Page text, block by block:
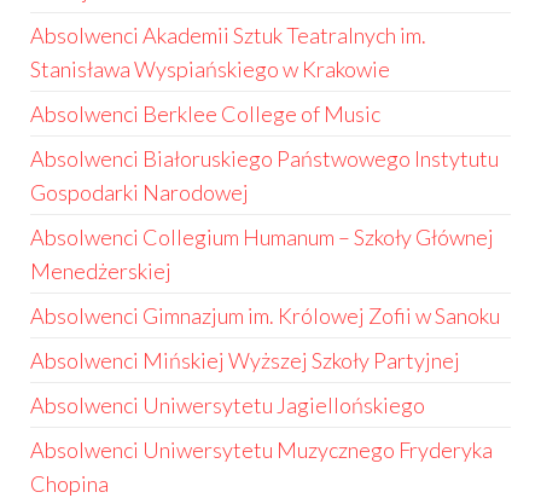
Absolwenci Akademii Sztuk Teatralnych im.
Stanisława Wyspiańskiego w Krakowie
Absolwenci Berklee College of Music
Absolwenci Białoruskiego Państwowego Instytutu
Gospodarki Narodowej
Absolwenci Collegium Humanum – Szkoły Głównej
Menedżerskiej
Absolwenci Gimnazjum im. Królowej Zofii w Sanoku
Absolwenci Mińskiej Wyższej Szkoły Partyjnej
Absolwenci Uniwersytetu Jagiellońskiego
Absolwenci Uniwersytetu Muzycznego Fryderyka
Chopina